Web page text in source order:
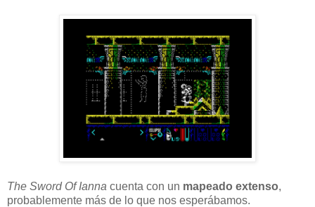
The Sword Of Ianna cuenta con un mapeado extenso,
probablemente más de lo que nos esperábamos.